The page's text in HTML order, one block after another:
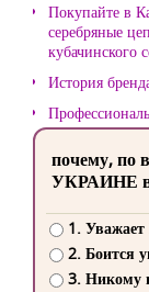
Покупайте в
серебряные
кубачинского
История
почему, по
УКРАИНЕ в
1.
2. Боится
3. Никому